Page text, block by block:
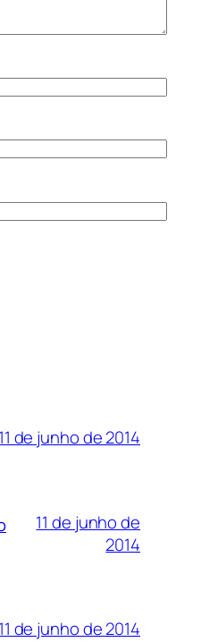
11 de junho de 2014
11 de junho de
2014
11 de junho de 2014